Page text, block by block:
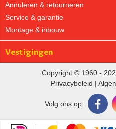
Annuleren & retourneren
Service & garantie
Montage & inbouw
Vestigingen
Copyright © 1960 -
Privacybeleid |
Volg ons op: